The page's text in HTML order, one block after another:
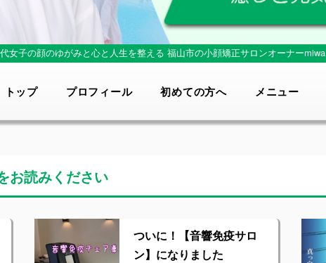
女子の顔のゆがみと心と人生を整える 福山市の小顔矯正サロンオーナーmiwa
トップ プロフィール 初めての方へ メニュー
お読みください
ついに！【音響免疫サロ
ン】になりました